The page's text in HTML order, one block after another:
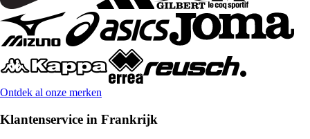
Ontdek al onze merken
Klantenservice in Frankrijk